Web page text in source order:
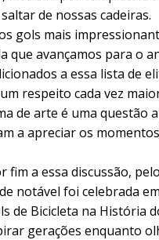
de nossas cadeiras.
gols mais
que avançamos para o
a essa lista de
respeito cada vez
de arte é uma questão
a apreciar os
a essa discussão,
notável foi celebrada
de Bicicleta na História
gerações enquanto